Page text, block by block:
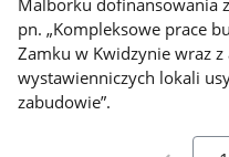
Malborku dofinansowania
pn. „Kompleksowe prace
Zamku w Kwidzynie wraz
wystawienniczych lokali
zabudowie”.